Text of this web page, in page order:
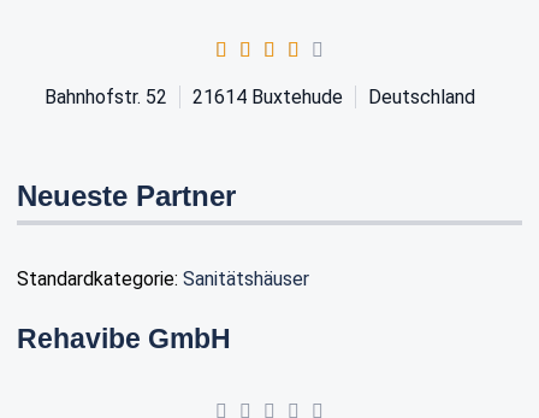
Bahnhofstr. 52 21614 Buxtehude Deutschland
Neueste Partner
Standardkategorie: Sanitätshäuser
Rehavibe GmbH